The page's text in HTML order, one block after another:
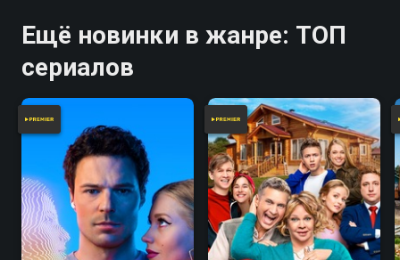
Ещё новинки в жанре: ТОП
сериалов